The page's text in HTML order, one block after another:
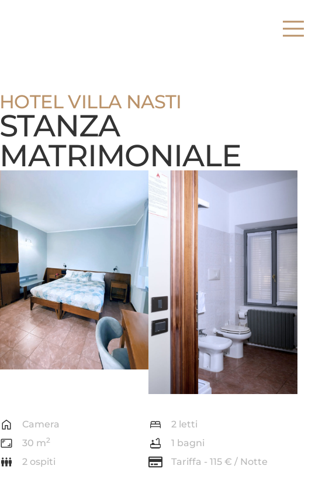
HOTEL VILLA NASTI
STANZA
MATRIMONIALE
Camera
30 m2
2 ospiti
2 letti
1 bagni
Tariffa - 115 € / Notte